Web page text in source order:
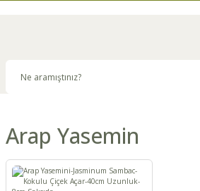
Arap Yasemin